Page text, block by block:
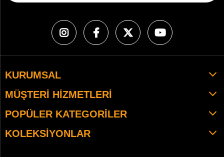
KURUMSAL
MÜŞTERI HIZMETLERI
POPÜLER KATEGORILER
KOLEKSIYONLAR